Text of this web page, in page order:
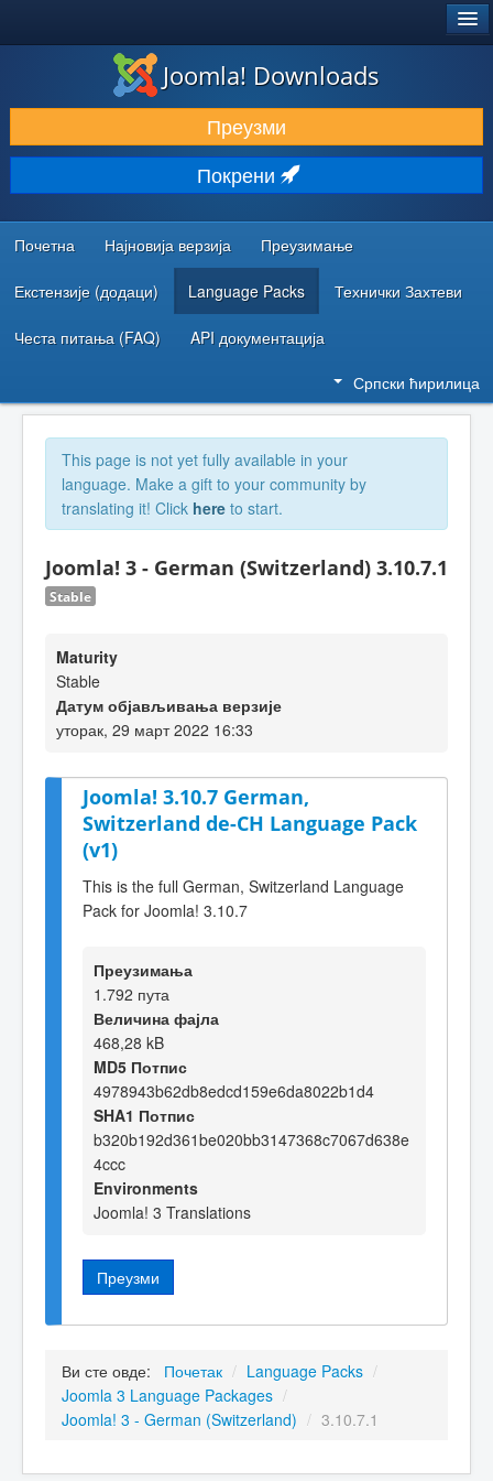
ПРЕУЗИМАЊЕ И ПРОШИРЕЊА (ЕКСТЕНЗИЈЕ)
ОТКРИЈТЕ И НАУЧИТЕ
ЗАЈЕДНИЦА И ПОДРШКА
РЕСУРСИ ЗА РАЗВОЈ
Joomla! Downloads
Преузми
Покрени
Почетна Најновија верзија Преузимање
Екстензије (додаци) Language Packs Технички Захтеви
Честа питања (FAQ) API документација
Српски ћирилица
This page is not yet fully available in your
language. Make a gift to your community by
translating it! Click here to start.
Joomla! 3 - German (Switzerland) 3.10.7.1
Stable
Maturity
Stable
Датум објављивања верзије
уторак, 29 март 2022 16:33
Joomla! 3.10.7 German,
Switzerland de-CH Language Pack
(v1)
This is the full German, Switzerland Language
Pack for Joomla! 3.10.7
Преузимања
1.792 пута
Величина фајла
468,28 kB
MD5 Потпис
4978943b62db8edcd159e6da8022b1d4
SHA1 Потпис
b320b192d361be020bb3147368c7067d638e
4ccc
Environments
Joomla! 3 Translations
Преузми
Ви сте овде: Почетак / Language Packs /
Joomla 3 Language Packages /
Joomla! 3 - German (Switzerland) / 3.10.7.1